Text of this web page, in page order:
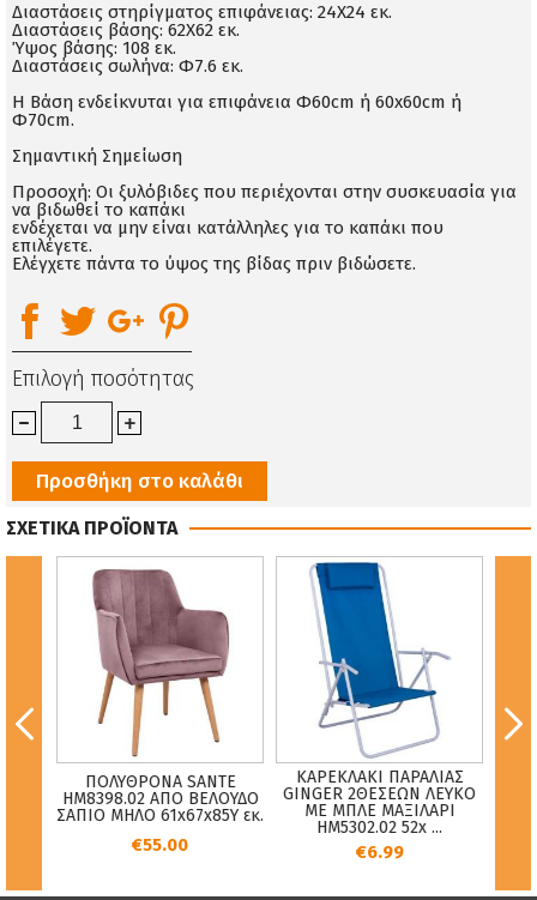
Διαστάσεις στηρίγματος επιφάνειας: 24X24 εκ.
Διαστάσεις βάσης: 62X62 εκ.
Ύψος βάσης: 108 εκ.
Διαστάσεις σωλήνα: Φ7.6 εκ.
Η Βάση ενδείκνυται για επιφάνεια Φ60cm ή 60x60cm ή
Φ70cm.
Σημαντική Σημείωση
Προσοχή: Οι ξυλόβιδες που περιέχονται στην συσκευασία για
να βιδωθεί το καπάκι
ενδέχεται να μην είναι κατάλληλες για το καπάκι που
επιλέγετε.
Ελέγχετε πάντα το ύψος της βίδας πριν βιδώσετε.
Επιλογή ποσότητας
Προσθήκη στο καλάθι
ΣΧΕΤΙΚΑ ΠΡΟΪΟΝΤΑ
ΠΟΛΥΘΡΟΝΑ SANTE
HM8398.02 ΑΠΟ ΒΕΛΟΥΔΟ
ΣΑΠΙΟ ΜΗΛΟ 61x67x85Υ εκ.
€55.00
ΚΑΡΕΚΛΑΚΙ ΠΑΡΑΛΙΑΣ
GINGER 2ΘΕΣΕΩΝ ΛΕΥΚΟ
ΜΕ ΜΠΛΕ ΜΑΞΙΛΑΡΙ
HM5302.02 52x ...
€6.99